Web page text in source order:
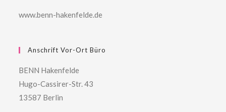
www.benn-hakenfelde.de
Anschrift Vor-Ort Büro
BENN Hakenfelde
Hugo-Cassirer-Str. 43
13587 Berlin